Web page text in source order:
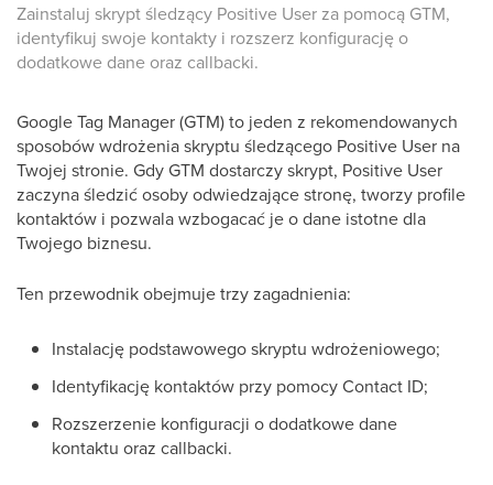
Zainstaluj skrypt śledzący Positive User za pomocą GTM,
identyfikuj swoje kontakty i rozszerz konfigurację o
dodatkowe dane oraz callbacki.
Google Tag Manager (GTM) to jeden z rekomendowanych
sposobów wdrożenia skryptu śledzącego Positive User na
Twojej stronie. Gdy GTM dostarczy skrypt, Positive User
zaczyna śledzić osoby odwiedzające stronę, tworzy profile
kontaktów i pozwala wzbogacać je o dane istotne dla
Twojego biznesu.
Ten przewodnik obejmuje trzy zagadnienia:
Instalację podstawowego skryptu wdrożeniowego;
Identyfikację kontaktów przy pomocy Contact ID;
Rozszerzenie konfiguracji o dodatkowe dane
kontaktu oraz callbacki.